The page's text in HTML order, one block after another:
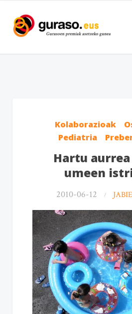
Kolaborazioak
Pediatria
Hartu
umeen
2010-06-12